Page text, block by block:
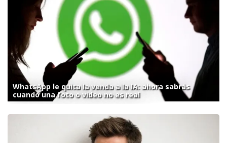
WhatsApp le quita la venda a la IA: ahora sabrás
cuando una foto o video no es real